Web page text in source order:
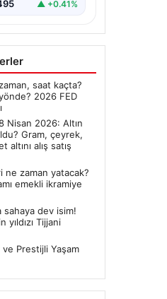
▲ +0.41%
saat kaçta?
2026 FED
Nisan 2026: Altın
Gram, çeyrek,
altını alış satış
ne zaman yatacak?
emekli ikramiye
sahaya dev isim!
yıldızı Tijjani
Prestijli Yaşam